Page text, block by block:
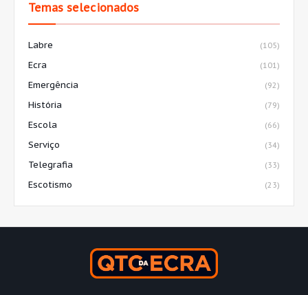
Temas selecionados
Labre (105)
Ecra (101)
Emergência (92)
História (79)
Escola (66)
Serviço (34)
Telegrafia (33)
Escotismo (23)